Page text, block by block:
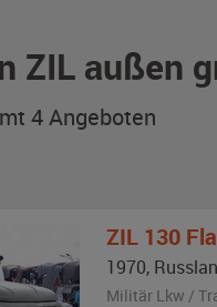
ZIL außen
4Angeboten
ZIL 130
1970,
Militär Lkw /